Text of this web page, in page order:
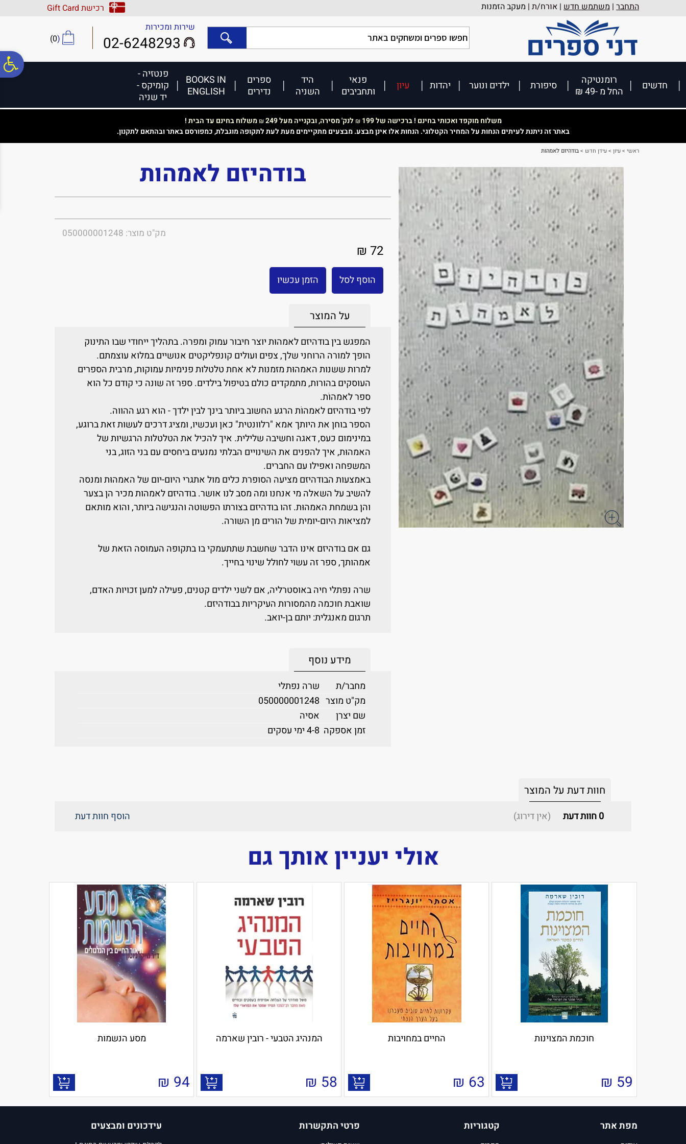
נגישות
אתר
המרכזי
התחבר | משתמש חדש | אורח/ת | מעקב הזמנות
רכישת Gift Card
שירות ומכירות
02-6248293
(
0
)
חדשים
רומנטיקה
החל מ -49 ₪
סיפורת ילדים ונוער יהדות עיון
פנאי
ותחביבים
היד
השניה
ספרים
נדירים
BOOKS IN
ENGLISH
פנטזיה -
קומיקס -
יד שניה
משלוח מוקפד ואכותי בחינם ! ברכישה של 199 ₪ לנק' מסירה, ובקנייה מעל 249 ₪משלוח בחינם עד הבית !
באתר זה ניתנת לעיתים הנחות על המחיר הקטלוגי. הנחות אלו אינן מבצע. מבצעים מתקיימים מעת לעת לתקופה מוגבלת, כמפורסם באתר ובהתאם לתקנון.
ראשי >עיון >עידן חדש >בודהיזם לאמהות
בודהיזם לאמהות
מק"ט מוצר: 050000001248
72 ₪
הוסף לסל הזמן עכשיו
על המוצר
המפגש בין בודהיזם לאמהוּת יוצר חיבור עמוק ומפרה. בתהליך ייחודי שבו התינוק
הופך למורה הרוחני שלך, צפים ועולים קונפליקטים אנושיים במלוא עוצמתם.
למרות ששנות האמהוּת מזמנות לא אחת טלטלות פנימיות עמוקות, מרבית הספרים
העוסקים בהורות, מתמקדים כולם בטיפול בילדים. ספר זה שונה כי קודם כל הוא
ספר לאמהוֹת.
לפי בודהיזם לאמהוֹת הרגע החשוב ביותר בינך לבין ילדך - הוא רגע ההווה.
הספר בוחן את היותך אמא "רלוונטית" כאן ועכשיו, ומציג דרכים לעשות זאת ברוגע,
במינימום כעס, דאגה וחשיבה שלילית. איך להכיל את הטלטלות הרגשיות של
האמהוּת, איך להפנים את השינויים הבלתי נמנעים ביחסים עם בני הזוג, בני
המשפחה ואפילו עם החברים.
באמצעות הבודהיזם מציעה הסופרת כלים מול אתגרי היום-יום של האמהוּת ומנסה
להשיב על השאלה מי אנחנו ומה מסב לנו אושר. בודהיזם לאמהות מכיר הן בצער
והן בשמחת האמהוּת. זהו בודהיזם בצורתו הפשוטה והנגישה ביותר, והוא מותאם
למציאות היום-יומית של הורים מן השורה.
גם אם בודהיזם אינו הדבר שחשבת שתתעמקי בו בתקופה העמוסה הזאת של
אמהותך, ספר זה עשוי לחולל שינוי בחייך.
שרה נפּתלי חיה באוסטרליה, אם לשני ילדים קטנים, פעילה למען זכויות האדם,
שואבת חוכמה מהמסורות העיקריות בבודהיזם.
תרגום מאנגלית: יותם בן-יואב.
מידע נוסף
מחבר/ת
שרה נפתלי
מק"ט מוצר 050000001248
שם יצרן
אסיה
זמן אספקה 4-8 ימי עסקים
חוות דעת על המוצר
0חוות דעת (אין דירוג) הוסף חוות דעת
אולי יעניין אותך גם
חוכמת המצוינות
59
₪
החיים במחויבות
63
₪
המנהיג הטבעי - רובין שארמה
58
₪
מסע הנשמות
94
₪
מפת אתר קטגוריות פרטי התקשרות עידכונים ומבצעים